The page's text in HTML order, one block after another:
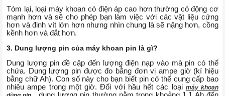
Tóm lại, loại máy khoan có điện áp cao hơn thường có động cơ
mạnh hơn và sẽ cho phép bạn làm việc với các vật liệu cứng
hơn và đinh vít lớn hơn nhưng nhìn chung là sẽ nặng hơn, cồng
kềnh hơn và đắt hơn.
3. Dung lượng pin của máy khoan pin là gì?
Dung lượng pin đề cập đến lượng điện nạp vào mà pin có thể
chứa. Dung lượng pin được đo bằng đơn vị ampe giờ (kí hiệu
bằng chữ Ah). Con số này cho bạn biết pin có thể cung cấp bao
nhiêu ampe trong một giờ. Đối với hầu hết các loại máy khoan